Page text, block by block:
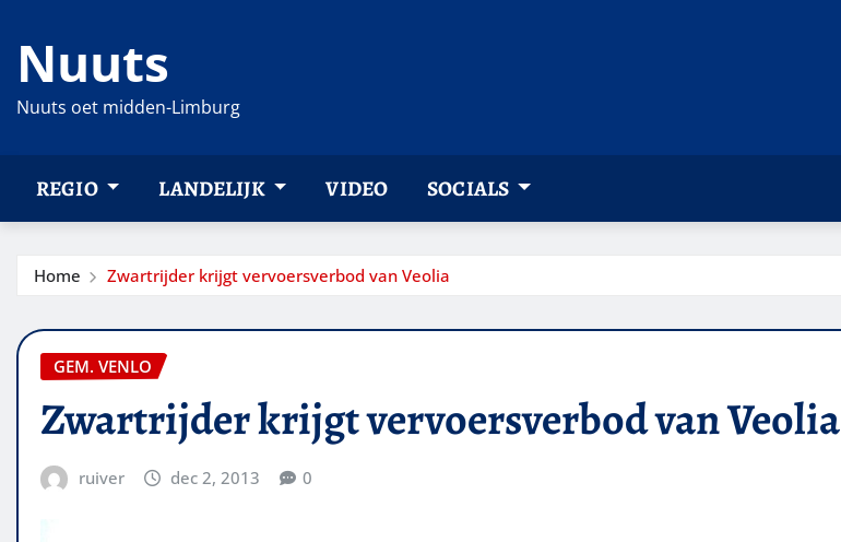
naar
inhoud
Nuuts
Nuuts oet midden-Limburg
REGIO LANDELIJK VIDEO SOCIALS
Home Zwartrijder krijgt vervoersverbod van Veolia
GEM. VENLO
Zwartrijder krijgt vervoersverbod van Veolia
ruiver dec 2, 2013 0